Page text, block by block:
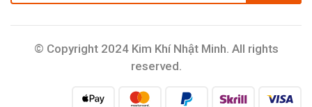
© Copyright 2024 Kim Khí Nhật Minh. All rights
reserved.